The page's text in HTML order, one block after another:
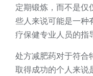
定期锻炼，而不是仅
些人来说可能是一种
疗保健专业人员的指
处方减肥药对于符合
取得成功的个人来说